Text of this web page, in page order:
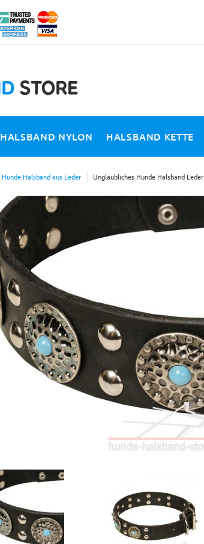
HALSBAND NYLON HALSBAND KETTE
Hunde Halsband aus Leder Unglaubliches Hunde Halsband Leder